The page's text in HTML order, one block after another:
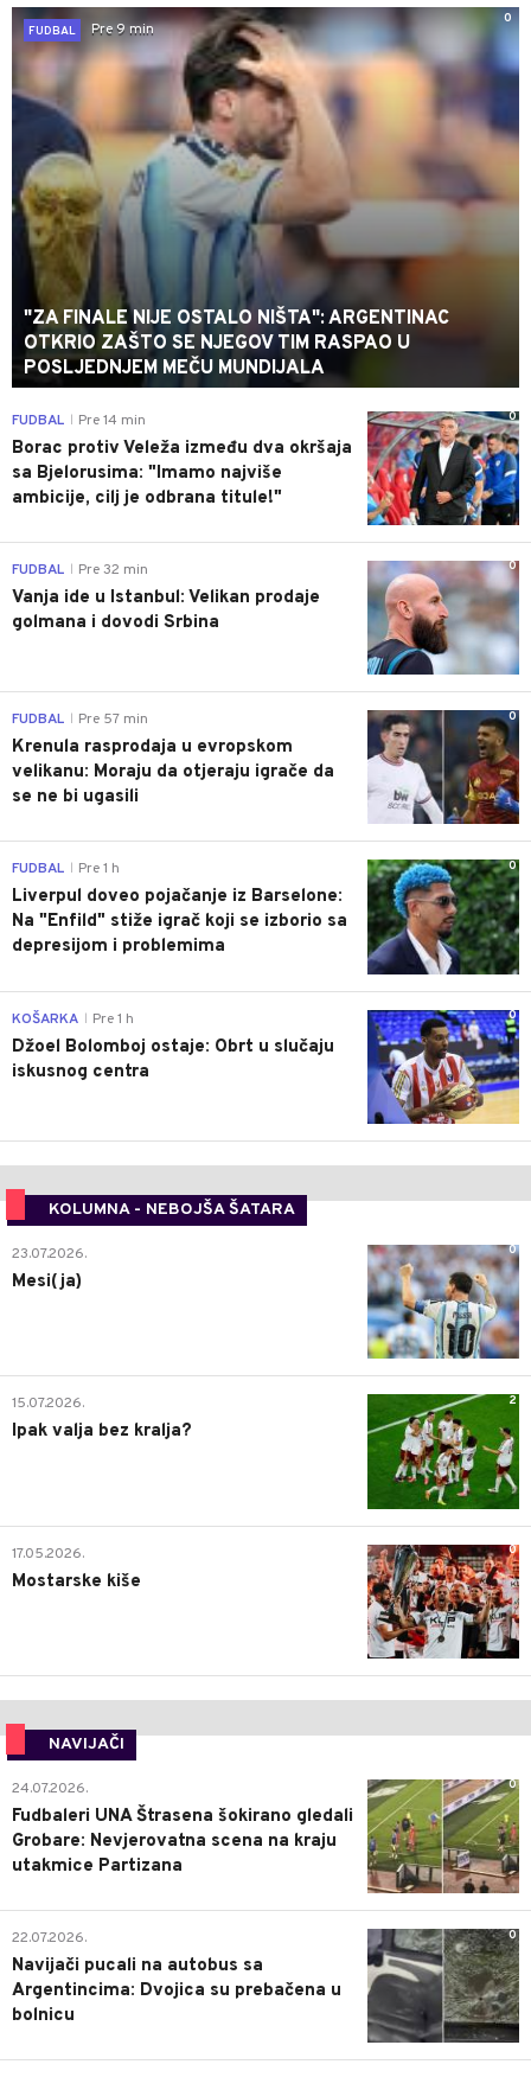
0
FUDBAL
Pre 9 min
"ZA FINALE NIJE OSTALO NIŠTA": ARGENTINAC
OTKRIO ZAŠTO SE NJEGOV TIM RASPAO U
POSLJEDNJEM MEČU MUNDIJALA
0
FUDBAL Pre 14 min
Borac protiv Veleža između dva okršaja
sa Bjelorusima: "Imamo najviše
ambicije, cilj je odbrana titule!"
0
FUDBAL Pre 32 min
Vanja ide u Istanbul: Velikan prodaje
golmana i dovodi Srbina
0
FUDBAL Pre 57 min
Krenula rasprodaja u evropskom
velikanu: Moraju da otjeraju igrače da
se ne bi ugasili
0
FUDBAL Pre 1 h
Liverpul doveo pojačanje iz Barselone:
Na "Enfild" stiže igrač koji se izborio sa
depresijom i problemima
0
KOŠARKA Pre 1 h
Džoel Bolomboj ostaje: Obrt u slučaju
iskusnog centra
KOLUMNA - NEBOJŠA ŠATARA
0
23.07.2026.
Mesi(ja)
2
15.07.2026.
Ipak valja bez kralja?
0
17.05.2026.
Mostarske kiše
NAVIJAČI
0
24.07.2026.
Fudbaleri UNA Štrasena šokirano gledali
Grobare: Nevjerovatna scena na kraju
utakmice Partizana
0
22.07.2026.
Navijači pucali na autobus sa
Argentincima: Dvojica su prebačena u
bolnicu